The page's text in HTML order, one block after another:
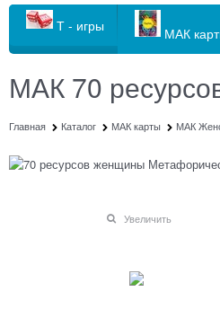
Т - игры МАК
МАК 70
Главная Каталог МАК карты МАК
Увеличить